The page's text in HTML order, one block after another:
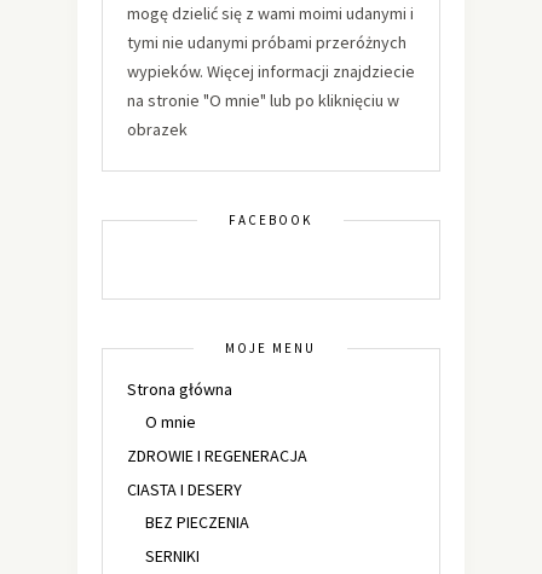
mogę dzielić się z wami moimi udanymi i
tymi nie udanymi próbami przeróżnych
wypieków. Więcej informacji znajdziecie
na stronie "O mnie" lub po kliknięciu w
obrazek
FACEBOOK
MOJE MENU
Strona główna
O mnie
ZDROWIE I REGENERACJA
CIASTA I DESERY
BEZ PIECZENIA
SERNIKI